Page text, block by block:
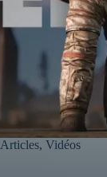
Articles, Vidéos